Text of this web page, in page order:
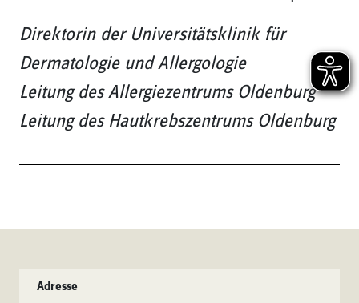
Direktorin der Universitätsklinik für
Dermatologie und Allergologie
Leitung des Allergiezentrums Oldenburg
Leitung des Hautkrebszentrums Oldenburg
Adresse